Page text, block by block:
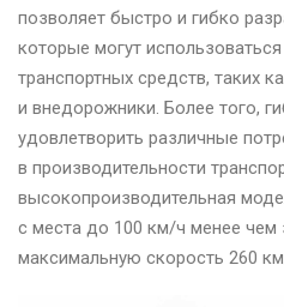
позволяет быстро и гибко
которые могут
транспортных средств, таких
и внедорожники. Более того,
удовлетворить различные
в производительности
высокопроизводительная
с места до 100 км/ч менее чем
максимальную скорость 260